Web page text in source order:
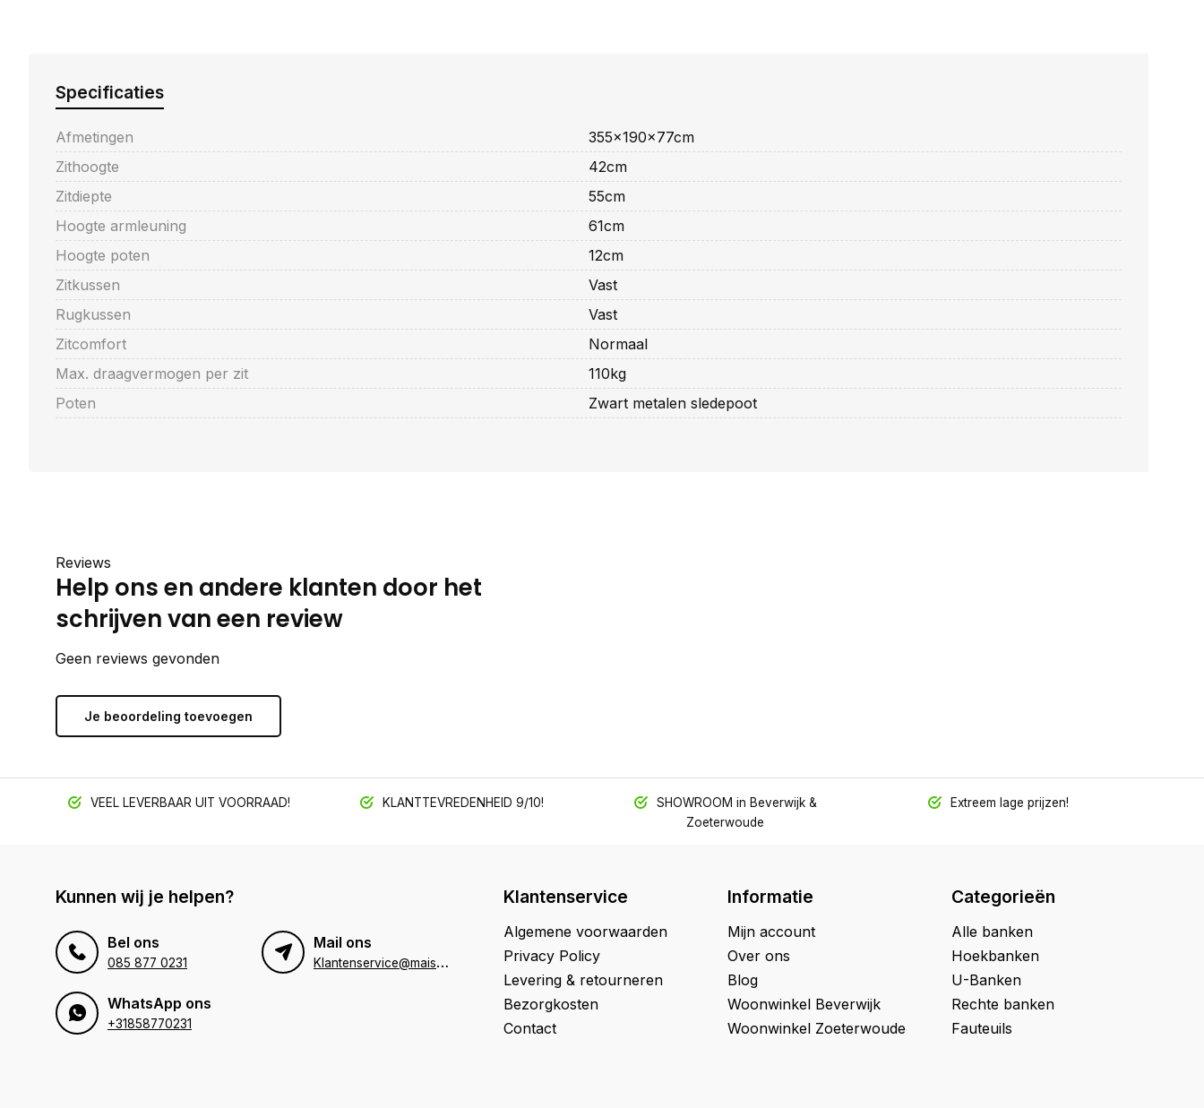
Specificaties
Afmetingen
355x190x77cm
Zithoogte
42cm
Zitdiepte
55cm
Hoogte armleuning
61cm
Hoogte poten
12cm
Zitkussen
Vast
Rugkussen
Vast
Zitcomfort
Normaal
Max. draagvermogen per zit
110kg
Poten
Zwart metalen sledepoot
Reviews
Help ons en andere klanten door het
schrijven van een review
Geen reviews gevonden
Je beoordeling toevoegen
VEEL LEVERBAAR UIT VOORRAAD! KLANTTEVREDENHEID 9/10!
SHOWROOM in Beverwijk &
Zoeterwoude
Extreem lage prijzen!
Kunnen wij je helpen?
Bel ons
085 877 0231
Mail ons
K
lantenservice@maison33.nl
WhatsApp ons
+31858770231
Klantenservice
Algemene voorwaarden
Privacy Policy
Levering & retourneren
Bezorgkosten
Contact
Informatie
Mijn account
Over ons
Blog
Woonwinkel Beverwijk
Woonwinkel Zoeterwoude
Categorieën
Alle banken
Hoekbanken
U-Banken
Rechte banken
Fauteuils